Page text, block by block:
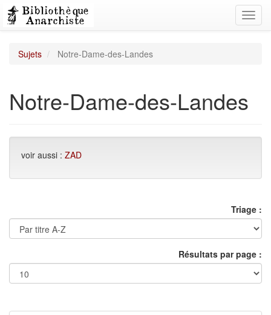
Sujets Notre-Dame-des-Landes
Notre-Dame-des-Landes
voir aussi : ZAD
Triage :
Résultats par page :